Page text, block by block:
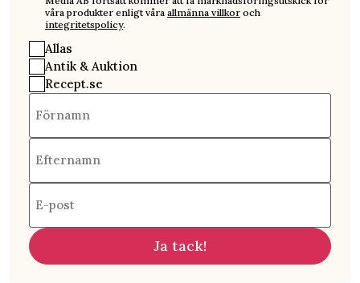
våra produkter enligt våra allmänna villkor och
integritetspolicy.
Allas
Antik & Auktion
Recept.se
Förnamn
Efternamn
E-post
Ja tack!